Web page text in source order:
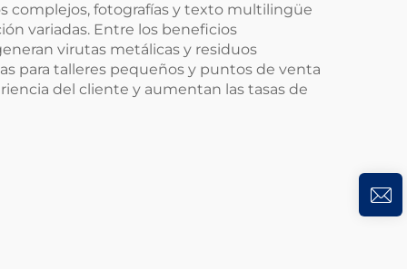
complejos, fotografías y texto multilingüe
variadas. Entre los beneficios
virutas metálicas y residuos
para talleres pequeños y puntos de venta
del cliente y aumentan las tasas de